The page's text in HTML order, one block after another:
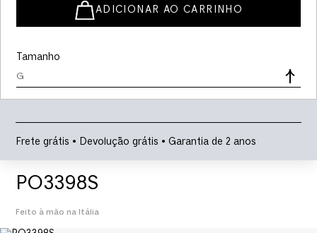
Tamanho
G
ADICIONAR AO CARRINHO
Frete grátis • Devolução grátis • Garantia de 2 anos
PO3398S
Feito à mão na Itália